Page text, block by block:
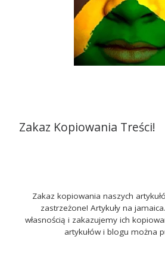
Zakaz Kopiowania Treści!
Zakaz kopiowania naszych
zastrzeżone! Artykuły na
własnością i zakazujemy ich
artykułów i blogu można